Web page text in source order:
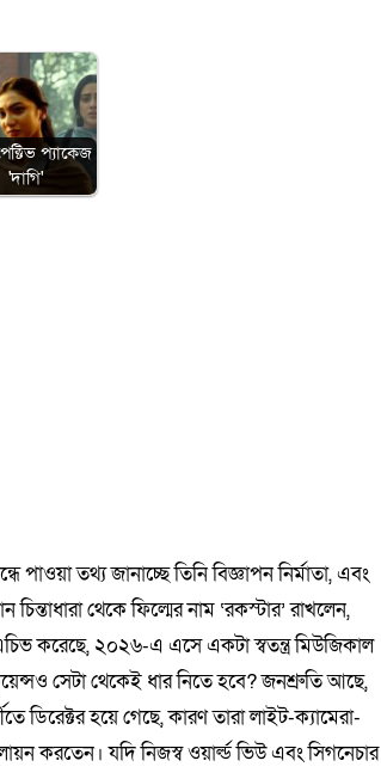
প্যাকেজ
'দাগি'
তথ্য জানাচ্ছে তিনি বিজ্ঞাপন নির্মাতা, এবং
থেকে ফিল্মের নাম ‘রকস্টার’ রাখলেন,
করেছে, ২০২৬-এ এসে একটা স্বতন্ত্র মিউজিকাল
সেটা থেকেই ধার নিতে হবে? জনশ্রুতি আছে,
হয়ে গেছে, কারণ তারা লাইট-ক্যামেরা-
করতেন। যদি নিজস্ব ওয়ার্ল্ড ভিউ এবং সিগনেচার